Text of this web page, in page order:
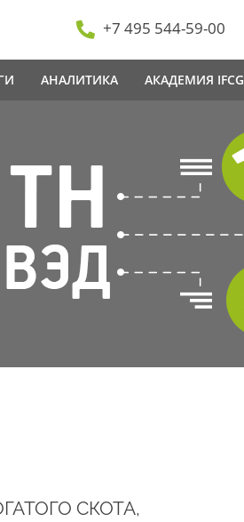
+7 495 544-59-00
АНАЛИТИКА АКАДЕМИЯ IFCG
СКОТА,